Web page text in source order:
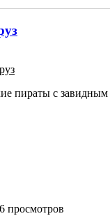
пираты с завидным
просмотров